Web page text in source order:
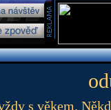
s věkem.